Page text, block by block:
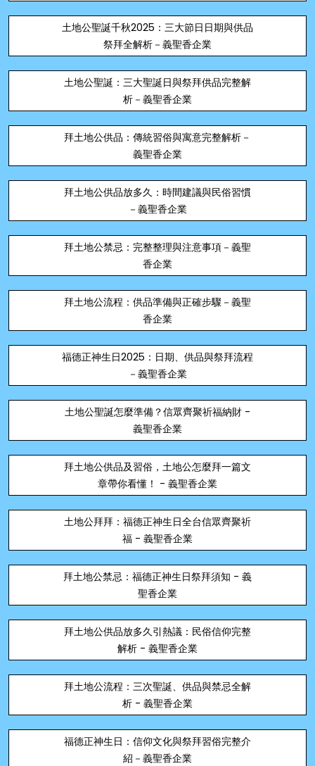
土地公聖誕千秋2025：三大節日日期與供品
祭拜全解析－義聖香企業
土地公聖誕：三大聖誕日與祭拜供品完整解
析－義聖香企業
拜土地公供品：傳統習俗與寓意完整解析－
義聖香企業
拜土地公供品放多久：時間建議與民俗習慣
－義聖香企業
拜土地公禁忌：完整整理與注意事項－義聖
香企業
拜土地公流程：供品準備與正確步驟－義聖
香企業
福德正神生日2025：日期、供品與祭拜流程
－義聖香企業
土地公聖誕怎麼準備？信眾齊聚祈福納財 -
義聖香企業
拜土地公供品及習俗，土地公怎麼拜一篇文
章帶你看懂！ - 義聖香企業
土地公拜拜：福德正神生日全台信眾齊聚祈
福 - 義聖香企業
拜土地公禁忌：福德正神生日祭拜須知 - 義
聖香企業
拜土地公供品放多久引熱議：民俗信仰完整
解析 - 義聖香企業
拜土地公流程：三次聖誕、供品與禁忌全解
析 - 義聖香企業
福德正神生日：信仰文化與祭拜習俗完整介
紹－義聖香企業